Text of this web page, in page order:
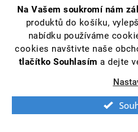
Na Vašem soukromí nám
produktů do košíku,
nabídku používáme
cookies navštivte naše
tlačítko Souhlasím a dejte